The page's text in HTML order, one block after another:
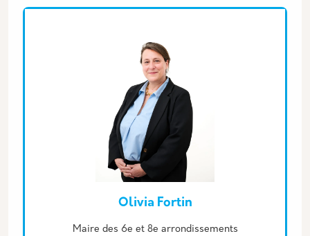
Olivia Fortin
DescriptionMaire des 6e et 8e arrondissements